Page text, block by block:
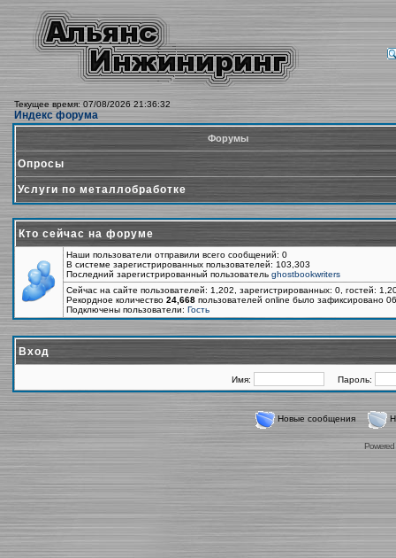
Текущее время: 07/08/2026 21:36:32
Индекс форума
Форумы
Опросы
Услуги по металлобработке
Кто сейчас на форуме
Наши пользователи отправили всего сообщений: 0
В системе зарегистрированных пользователей: 103,303
Последний зарегистрированный пользователь ghostbookwriters
Сейчас на сайте пользователей: 1,202, зарегистрированных: 0, гостей:
Рекордное количество 24,668 пользователей online было зафиксировано
Подключены пользователи: Гость
Вход
Имя: Пароль:
Новые сообщения